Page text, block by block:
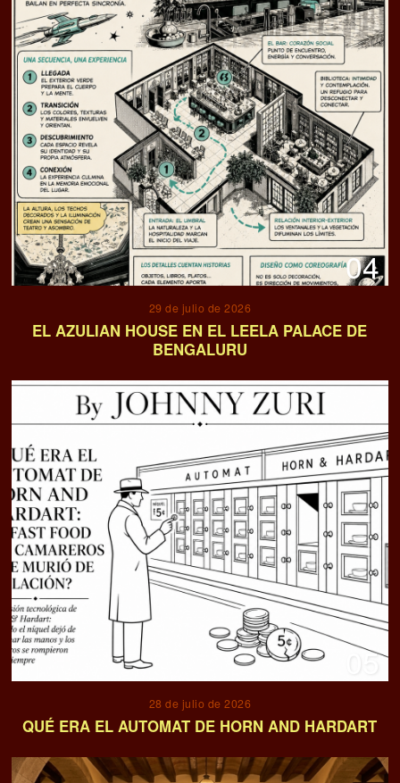
04
29 de julio de 2026
EL AZULIAN HOUSE EN EL LEELA PALACE DE
BENGALURU
05
28 de julio de 2026
QUÉ ERA EL AUTOMAT DE HORN AND HARDART